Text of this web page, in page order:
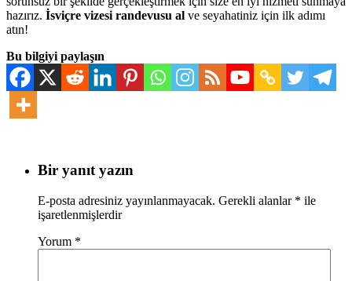
hazırız. İsviçre vizesi randevusu al ve seyahatiniz için ilk adımı
atın!
Bu bilgiyi paylaşın
Bir yanıt yazın
E-posta adresiniz yayınlanmayacak. Gerekli alanlar * ile
işaretlenmişlerdir
Yorum *